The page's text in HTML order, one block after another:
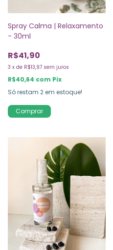
Spray Calma | Relaxamento
- 30ml
R$41,90
3 x de R$13,97 sem juros
R$40,64 com Pix
Só restam 2 em estoque!